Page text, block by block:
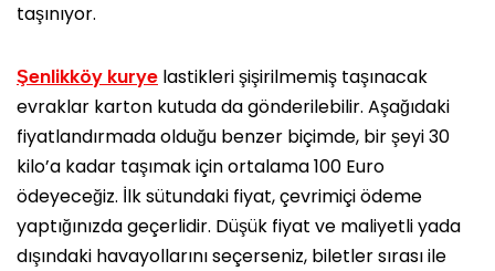
taşınıyor.
Şenlikköy kurye lastikleri şişirilmemiş taşınacak
evraklar karton kutuda da gönderilebilir. Aşağıdaki
fiyatlandırmada olduğu benzer biçimde, bir şeyi 30
kilo’a kadar taşımak için ortalama 100 Euro
ödeyeceğiz. İlk sütundaki fiyat, çevrimiçi ödeme
yaptığınızda geçerlidir. Düşük fiyat ve maliyetli yada
dışındaki havayollarını seçerseniz, biletler sırası ile